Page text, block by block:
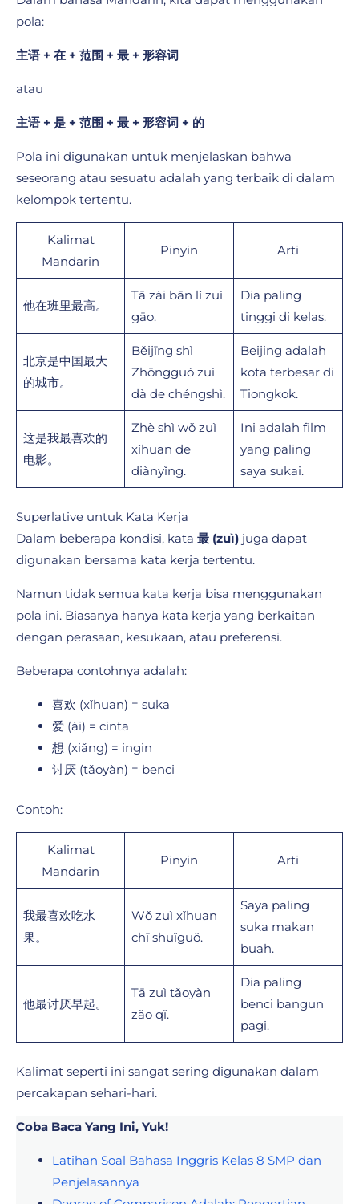
pola:
主语 + 在 + 范围 + 最 + 形容词
atau
主语 + 是 + 范围 + 最 + 形容词 + 的
Pola ini digunakan untuk menjelaskan bahwa
seseorang atau sesuatu adalah yang terbaik di dalam
kelompok tertentu.
Kalimat
Mandarin
Pinyin Arti
他在班里最高。
Tā zài bān lǐ zuì
gāo.
Dia paling
tinggi di kelas.
北京是中国最大
的城市。
Běijīng shì
Zhōngguó zuì
dà de chéngshì.
Beijing adalah
kota terbesar di
Tiongkok.
这是我最喜欢的
电影。
Zhè shì wǒ zuì
xǐhuan de
diànyǐng.
Ini adalah film
yang paling
saya sukai.
Superlative untuk Kata Kerja
Dalam beberapa kondisi, kata 最 (zuì) juga dapat
digunakan bersama kata kerja tertentu.
Namun tidak semua kata kerja bisa menggunakan
pola ini. Biasanya hanya kata kerja yang berkaitan
dengan perasaan, kesukaan, atau preferensi.
Beberapa contohnya adalah:
喜欢 (xǐhuan) = suka
爱 (ài) = cinta
想 (xiǎng) = ingin
讨厌 (tǎoyàn) = benci
Contoh:
Kalimat
Mandarin
Pinyin Arti
我最喜欢吃水
果。
Wǒ zuì xǐhuan
chī shuǐguǒ.
Saya paling
suka makan
buah.
他最讨厌早起。
Tā zuì tǎoyàn
zǎo qǐ.
Dia paling
benci bangun
pagi.
Kalimat seperti ini sangat sering digunakan dalam
percakapan sehari-hari.
Coba Baca Yang Ini, Yuk!
Latihan Soal Bahasa Inggris Kelas 8 SMP dan
Penjelasannya